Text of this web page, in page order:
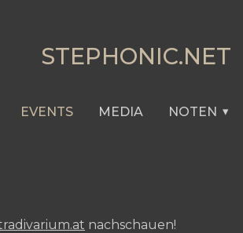
STEPHONIC.NET
EVENTS MEDIA NOTEN
nachschauen!